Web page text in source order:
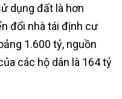
dụng đất là hơn
đổi nhà tái định cư
1.600 tỷ, nguồn
các hộ dân là 164 tỷ